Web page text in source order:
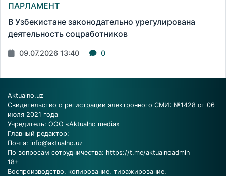
ПАРЛАМЕНТ
В Узбекистане законодательно урегулирована
деятельность соцработников
09.07.2026 13:40 0
Aktualno.uz
Свидетельство о регистрации электронного СМИ: №1428 от 06
июля 2021 года
Учредитель: ООО «Aktualno media»
Главный редактор:
Почта: info@aktualno.uz
По вопросам сотрудничества: https://t.me/aktualnoadmin
18+
Воспроизводство, копирование, тиражирование,